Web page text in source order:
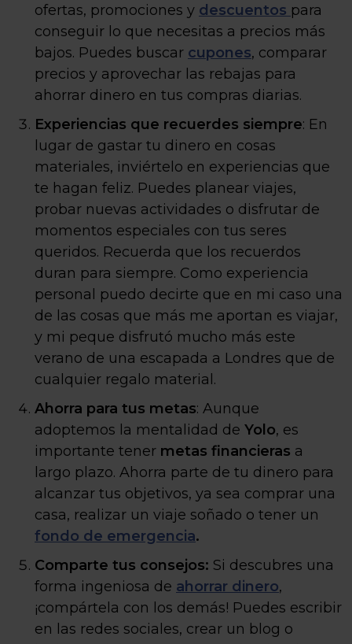
ofertas, promociones y descuentos para
conseguir lo que necesitas a precios más
bajos. Puedes buscar cupones, comparar
precios y aprovechar las rebajas para
ahorrar dinero en tus compras diarias.
Experiencias que recuerdes siempre: En
lugar de gastar tu dinero en cosas
materiales, inviértelo en experiencias que
te hagan feliz. Puedes planear viajes,
probar nuevas actividades o disfrutar de
momentos especiales con tus seres
queridos. Recuerda que los recuerdos
duran para siempre. Como experiencia
personal puedo decirte que en mi caso una
de las cosas que más me aportan es viajar,
y mi peque disfrutó mucho más este
verano de una escapada a Londres que de
cualquier regalo material.
Ahorra para tus metas: Aunque
adoptemos la mentalidad de Yolo, es
importante tener metas financieras a
largo plazo. Ahorra parte de tu dinero para
alcanzar tus objetivos, ya sea comprar una
casa, realizar un viaje soñado o tener un
fondo de emergencia.
Comparte tus consejos: Si descubres una
forma ingeniosa de ahorrar dinero,
¡compártela con los demás! Puedes escribir
en las redes sociales, crear un blog o